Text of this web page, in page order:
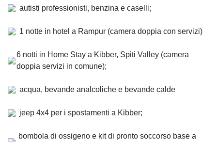
autisti professionisti, benzina e caselli;
1 notte in hotel a Rampur (camera doppia con servizi)
6 notti in Home Stay a Kibber, Spiti Valley (camera
doppia servizi in comune);
acqua, bevande analcoliche e bevande calde
jeep 4x4 per i spostamenti a Kibber;
bombola di ossigeno e kit di pronto soccorso base a